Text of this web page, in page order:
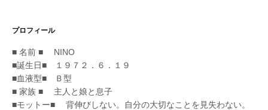
プロフィール
■ 名前 ■ NINO
■誕生日■ １９７２．６．１９
■血液型■ Ｂ型
■ 家族 ■ 主人と娘と息子
■モットー■ 背伸びしない。自分の大切なことを見失わない。